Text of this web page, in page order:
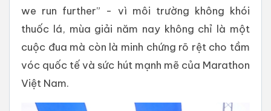
we run further” - vì môi trường không khói
thuốc lá, mùa giải năm nay không chỉ là một
cuộc đua mà còn là minh chứng rõ rệt cho tầm
vóc quốc tế và sức hút mạnh mẽ của Marathon
Việt Nam.